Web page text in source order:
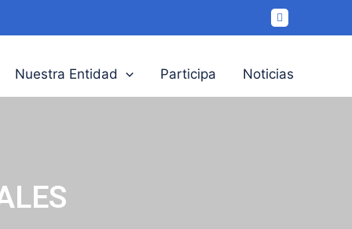
Nuestra Entidad Participa Noticias